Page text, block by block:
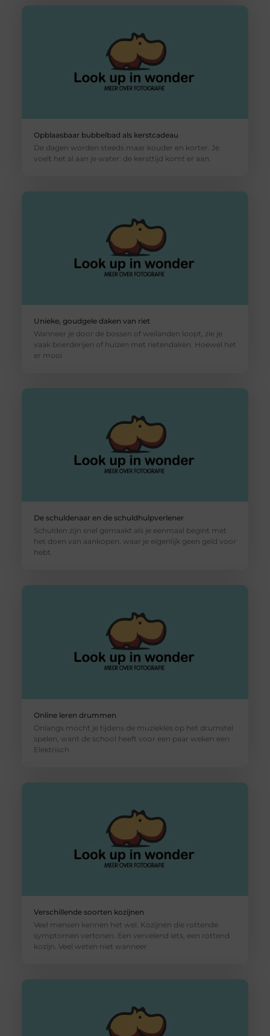
Opblaasbaar bubbelbad als kerstcadeau
De dagen worden steeds maar kouder en korter. Je
voelt het al aan je water: de kersttijd komt er aan.
Unieke, goudgele daken van riet
Wanneer je door de bossen of weilanden loopt, zie je
vaak boerderijen of huizen met rietendaken. Hoewel het
er mooi
De schuldenaar en de schuldhulpverlener
Schulden zijn snel gemaakt als je eenmaal begint met
het doen van aankopen, waar je eigenlijk geen geld voor
hebt.
Online leren drummen
Onlangs mocht je tijdens de muziekles op het drumstel
spelen, want de school heeft voor een paar weken een
Elektrisch
Verschillende soorten kozijnen
Veel mensen kennen het wel. Kozijnen die rottende
symptomen vertonen. Een vervelend iets, een rottend
kozijn. Veel weten niet wanneer